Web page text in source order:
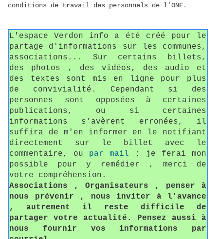
conditions de travail des personnels de l’ONF.
L'espace Verdon info a été créé pour le
partage d'informations sur les communes,
associations... Sur certains billets,
des photos , des vidéos, des audio et
des textes sont mis en ligne pour plus
de convivialité. Cependant si des
personnes sont opposées à certaines
publications, ou si certaines
informations s'avèrent erronées, il
suffira de m'en informer en le notifiant
directement sur le billet avec le
commentaire, ou par mail ; je ferai mon
possible pour y remédier , merci de
votre compréhension.
Associations , Organisateurs , penser à
nous prévenir , nous inviter à l'avance
, autrement il reste difficile de
partager votre actualité. Pensez aussi à
nous fournir vos informations par